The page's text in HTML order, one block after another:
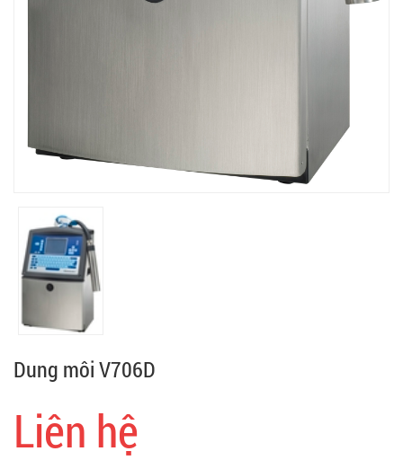
Dung môi V706D
Liên hệ